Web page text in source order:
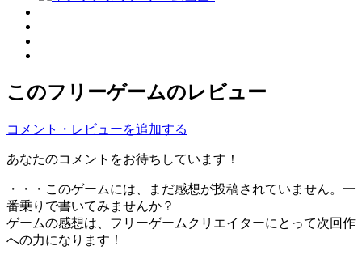
このフリーゲームのレビュー
コメント・レビューを追加する
あなたのコメントをお待ちしています！
・・・このゲームには、まだ感想が投稿されていません。一
番乗りで書いてみませんか？
ゲームの感想は、フリーゲームクリエイターにとって次回作
への力になります！